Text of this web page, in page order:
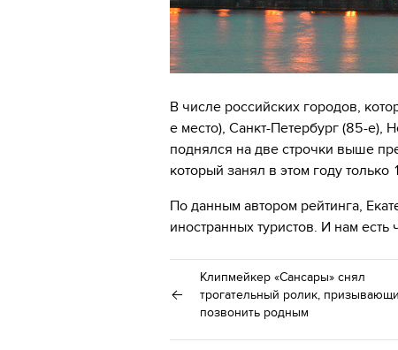
В числе российских городов,
е место), Санкт-Петербург (85-е),
поднялся на две строчки выше
который занял в этом году
По данным автором рейтинга,
иностранных туристов. И нам есть
Клипмейкер «Сансары» снял
трогательный ролик,
позвонить родным